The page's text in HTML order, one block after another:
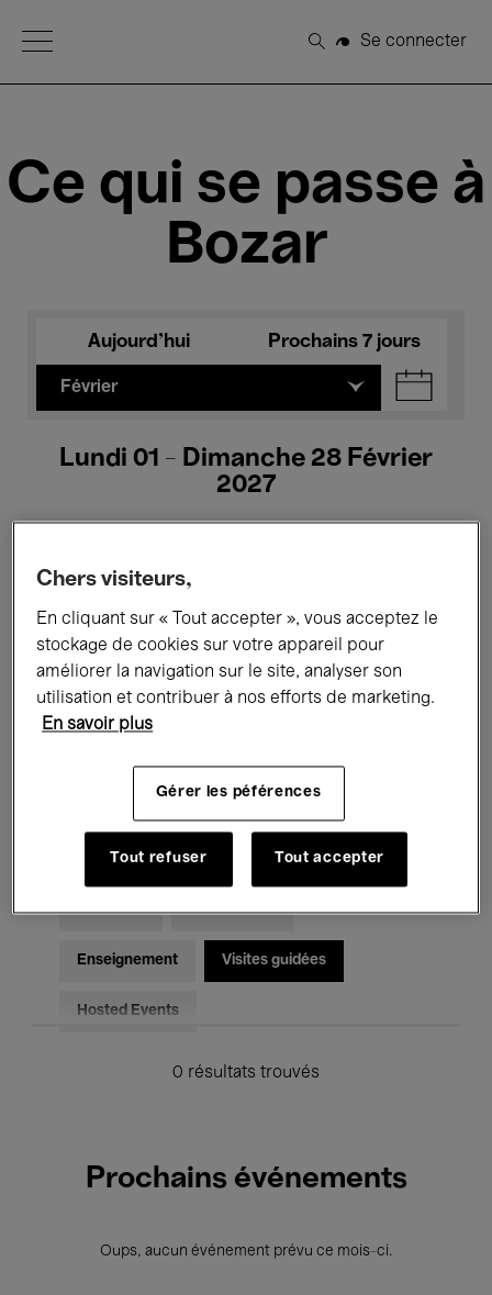
Open Menu
Rechercher
Se connecter
Ce qui se passe à
Bozar
Aujourd'hui Prochains 7 jours
Février
Lundi 01 - Dimanche 28 Février
2027
Tous les événements Concerts
Expositions Films Performances
Rencontres & Débats
Musique classique Global Music
Musique électronique
Pour tous Kids’ Palace
Enseignement Visites guidées
Hosted Events
0 résultats trouvés
Prochains événements
Oups, aucun événement prévu ce mois-ci.
Chers visiteurs,
En cliquant sur « Tout accepter », vous acceptez le
stockage de cookies sur votre appareil pour
améliorer la navigation sur le site, analyser son
utilisation et contribuer à nos efforts de marketing.
En savoir plus
Gérer les péférences
Tout refuser Tout accepter